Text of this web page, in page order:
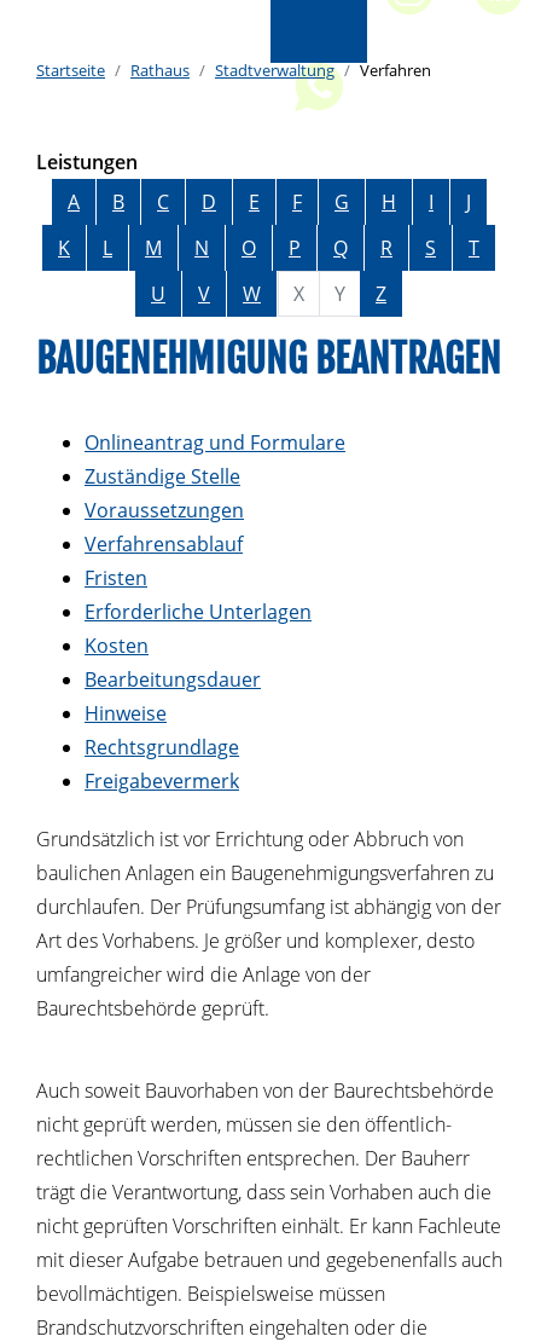
Startseite Rathaus Stadtverwaltung Verfahren
Leistungen
Alphabetisches Register überspringen
A B C D E F G H I
J
K
L M N O P Q R S
T
U
V W X Y Z
BAUGENEHMIGUNG BEANTRAGEN
Onlineantrag und Formulare
Zuständige Stelle
Voraussetzungen
Verfahrensablauf
Fristen
Erforderliche Unterlagen
Kosten
Bearbeitungsdauer
Hinweise
Rechtsgrundlage
Freigabevermerk
Grundsätzlich ist vor Errichtung oder Abbruch von
baulichen Anlagen ein Baugenehmigungsverfahren zu
durchlaufen. Der Prüfungsumfang ist abhängig von der
Art des Vorhabens. Je größer und komplexer, desto
umfangreicher wird die Anlage von der
Baurechtsbehörde geprüft.
Auch soweit Bauvorhaben von der Baurechtsbehörde
nicht geprüft werden, müssen sie den öffentlich-
rechtlichen Vorschriften entsprechen. Der Bauherr
trägt die Verantwortung, dass sein Vorhaben auch die
nicht geprüften Vorschriften einhält. Er kann Fachleute
mit dieser Aufgabe betrauen und gegebenenfalls auch
bevollmächtigen. Beispielsweise müssen
Brandschutzvorschriften eingehalten oder die